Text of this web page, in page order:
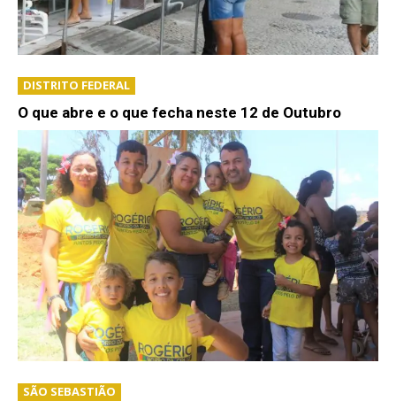
DISTRITO FEDERAL
O que abre e o que fecha neste 12 de Outubro
SÃO SEBASTIÃO